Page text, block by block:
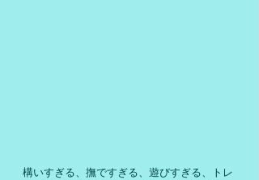
構いすぎる、撫ですぎる、遊びすぎる、トレ